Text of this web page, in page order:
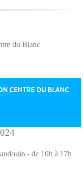
du Blanc
CENTRE DU BLANC
- de 10h à 17h